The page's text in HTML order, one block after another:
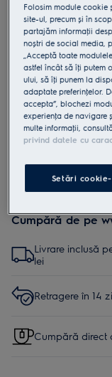
EDC02
Filtru
călcat cu
şi Renew
0 (0)
Cumpără de pe
Livrare inclusă
lei
Retragere în 14
Cumpără direct
Folosim module cookie
site-ul, precum și în
partajăm informaţii
noștri de social media,
„Acceptă toate
astfel încât să îţi putem
ului, să îţi punem la
adaptate preferinţelor.
accepta”, blochezi
experienţa de navigare
multe informaţii,
privind datele cu
Setări